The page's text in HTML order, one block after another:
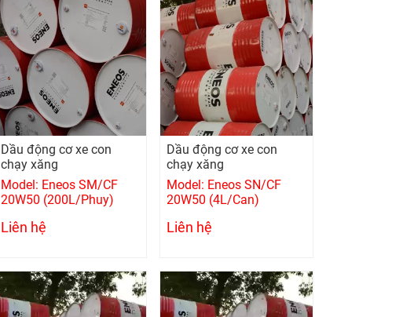
Dầu động cơ xe con
chạy xăng
Model: Eneos SM/CF
20W50 (200L/Phuy)
Liên hệ
Dầu động cơ xe con
chạy xăng
Model: Eneos SN/CF
20W50 (4L/Can)
Liên hệ